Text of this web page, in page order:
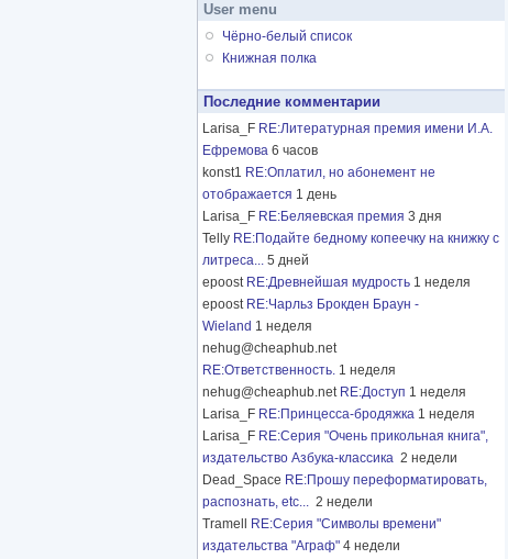
User menu
Чёрно-белый список
Книжная полка
Последние комментарии
Larisa_F RE:Литературная премия имени И.А.
Ефремова 6 часов
konst1 RE:Оплатил, но абонемент не
отображается 1 день
Larisa_F RE:Беляевская премия 3 дня
Telly RE:Подайте бедному копеечку на книжку с
литреса... 5 дней
epoost RE:Древнейшая мудрость 1 неделя
epoost RE:Чарльз Брокден Браун -
Wieland 1 неделя
nehug@cheaphub.net
RE:Ответственность. 1 неделя
nehug@cheaphub.net RE:Доступ 1 неделя
Larisa_F RE:Принцесса-бродяжка 1 неделя
Larisa_F RE:Серия "Очень прикольная книга",
издательство Азбука-классика 2 недели
Dead_Space RE:Прошу переформатировать,
распознать, etc... 2 недели
Tramell
RE:Серия "Символы времени"
издательства "Аграф" 4 недели